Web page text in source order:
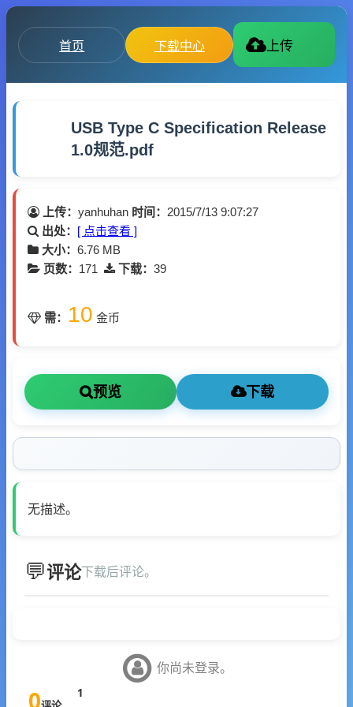
首页 下载中心 上传
USB Type C Specification Release
1.0规范.pdf
上传： yanhuhan 时间： 2015/7/13 9:07:27
出处： [ 点击查看 ]
大小： 6.76 MB
页数： 171 下载： 39
需： 10 金币
预览 下载
无描述。
评论下载后评论。
你尚未登录。
0 1